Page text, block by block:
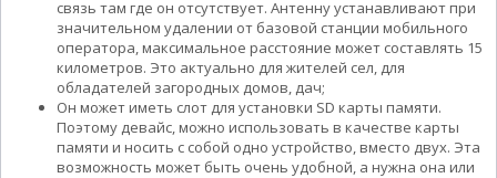
связь там где он отсутствует. Антенну устанавливают при
значительном удалении от базовой станции мобильного
оператора, максимальное расстояние может составлять 15
километров. Это актуально для жителей сел, для
обладателей загородных домов, дач;
Он может иметь слот для установки SD карты памяти.
Поэтому девайс, можно использовать в качестве карты
памяти и носить с собой одно устройство, вместо двух. Эта
возможность может быть очень удобной, а нужна она или